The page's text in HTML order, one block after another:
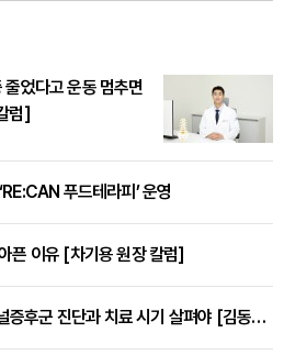
었다고 운동 멈추면
럼]
푸드테라피’ 운영
픈 이유 [차기용 원장 칼럼]
손 저림 반복된다면 손목터널증후군 진단과 치료 시기 살펴야 [김동현 원장 칼럼]